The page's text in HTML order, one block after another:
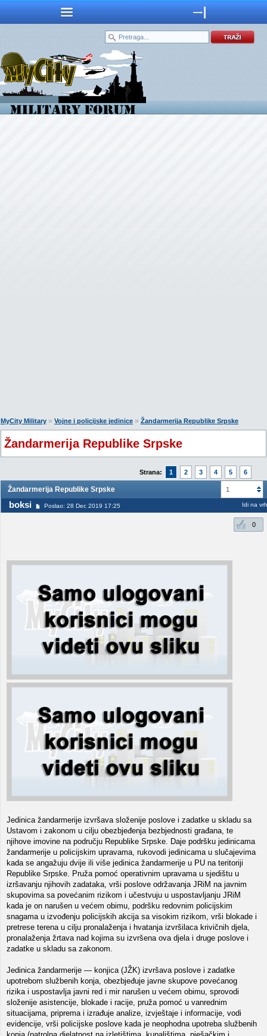
MyCity Military » Vojne i policijske jedinice » Žandarmerija Republike Srpske
Žandarmerija Republike Srpske
Strana: 1 2 3 4 5 6
1
Žandarmerija Republike Srpske
boksi Poslao: 28 Dec 2019 17:25 Idi na vrh
0
Jedinica žandarmerije izvršava složenije poslove i zadatke u skladu sa
Ustavom i zakonom u cilju obezbjeđenja bezbjednosti građana, te
njihove imovine na području Republike Srpske. Daje podršku jedinicama
žandarmerije u policijskim upravama, rukovodi jedinicama u slučajevima
kada se angažuju dvije ili više jedinica žandarmerije u PU na teritoriji
Republike Srpske. Pruža pomoć operativnim upravama u sjedištu u
izršavanju njihovih zadataka, vrši poslove održavanja JRiM na javnim
skupovima sa povećanim rizikom i učestvuju u uspostavljanju JRiM
kada je on narušen u većem obimu, podršku redovnim policijskim
snagama u izvođenju policijskih akcija sa visokim rizikom, vrši blokade i
pretrese terena u cilju pronalaženja i hvatanja izvršilaca krivičnih djela,
pronalaženja žrtava nad kojima su izvršena ova djela i druge poslove i
zadatke u skladu sa zakonom.
Jedinica žandarmerije — konjica (JŽK) izvršava poslove i zadatke
upotrebom službenih konja, obezbjeđuje javne skupove povećanog
rizika i uspostavlja javni red i mir narušen u većem obimu, sprovodi
složenije asistencije, blokade i racije, pruža pomoć u vanrednim
situacijama, priprema i izrađuje analize, izvještaje i informacije, vodi
evidencije, vrši policijske poslove kada je neophodna upotreba službenih